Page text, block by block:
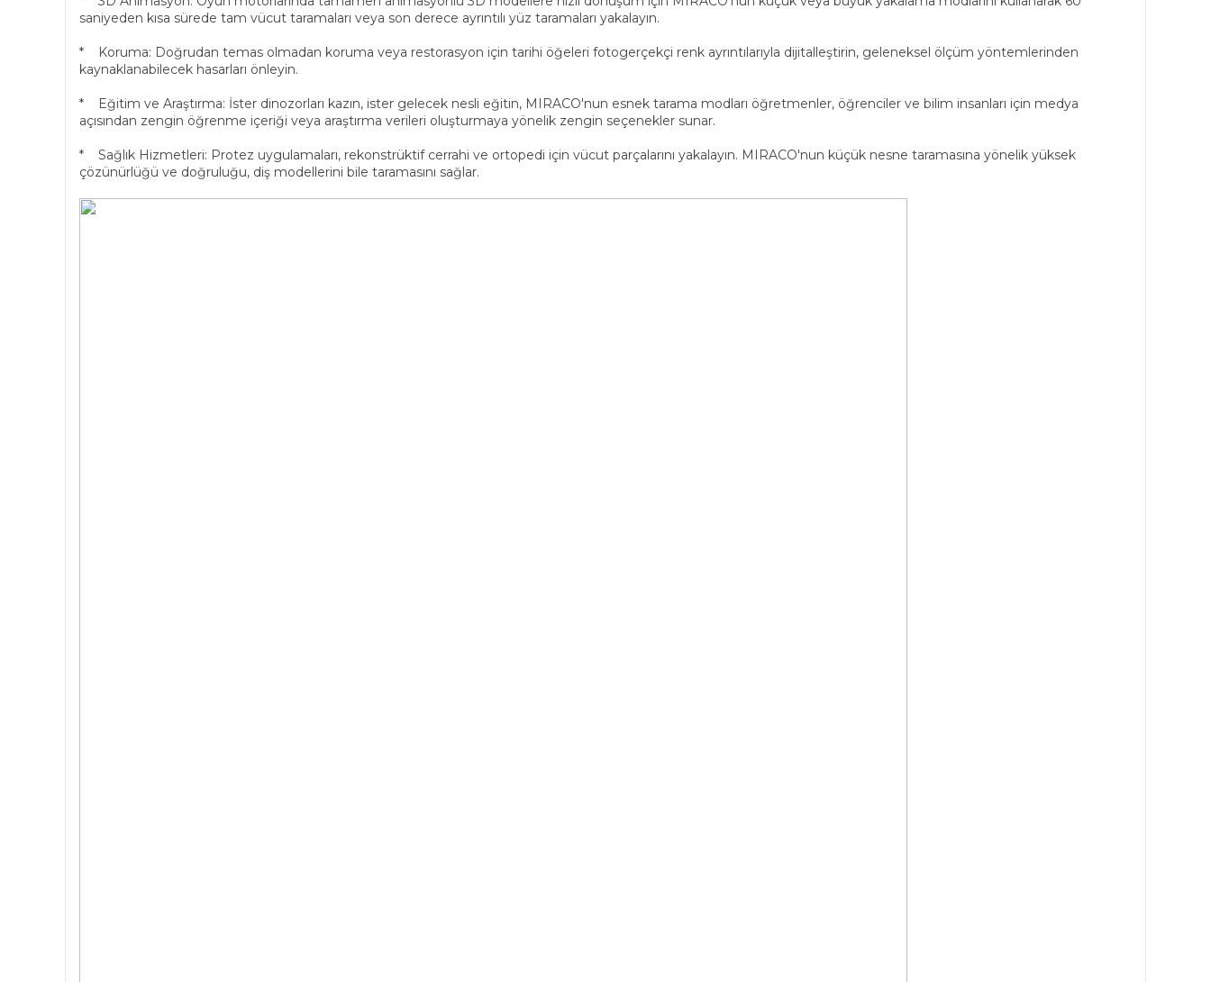
saniyeden kısa sürede tam vücut taramaları veya son derece ayrıntılı yüz taramaları yakalayın.
* Koruma: Doğrudan temas olmadan koruma veya restorasyon için tarihi öğeleri fotogerçekçi renk ayrıntılarıyla dijitalleştirin, geleneksel ölçüm yöntemlerinden
kaynaklanabilecek hasarları önleyin.
* Eğitim ve Araştırma: İster dinozorları kazın, ister gelecek nesli eğitin, MIRACO'nun esnek tarama modları öğretmenler, öğrenciler ve bilim insanları için medya
açısından zengin öğrenme içeriği veya araştırma verileri oluşturmaya yönelik zengin seçenekler sunar.
* Sağlık Hizmetleri: Protez uygulamaları, rekonstrüktif cerrahi ve ortopedi için vücut parçalarını yakalayın. MIRACO'nun küçük nesne taramasına yönelik yüksek
çözünürlüğü ve doğruluğu, diş modellerini bile taramasını sağlar.